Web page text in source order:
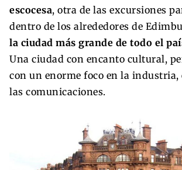
escocesa, otra de las excursiones
dentro de los alrededores de
la ciudad más grande de todo el
Una ciudad con encanto cultural,
con un enorme foco en la industria,
las comunicaciones.